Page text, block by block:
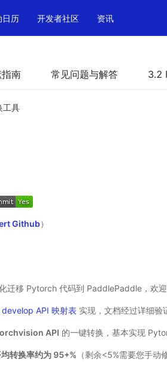
日历 开发者社区 资讯
南 常见问题与解答 3.2
工具
Github）
迁移 Pytorch 代码到 PaddlePaddle，欢
API 映射表 实现，文档经过详细验
API 的一键转换，基本实现
转换率约为 95+% （剩余<5%需要您手动